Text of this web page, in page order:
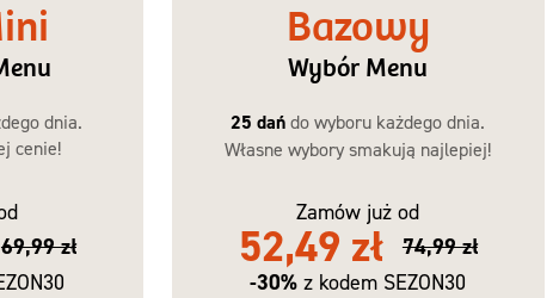
dnia.
cenie!
69,99 zł
Bazowy
Wybór Menu
25 dań do wyboru każdego dnia.
Własne wybory smakują najlepiej!
Zamów już od
52,49 zł
74,99 zł
-30% z kodem SEZON30